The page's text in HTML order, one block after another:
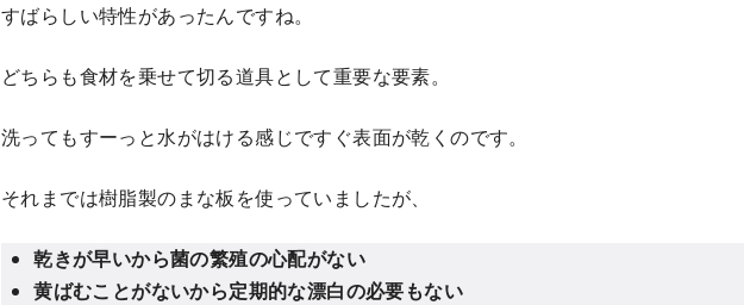
すばらしい特性があったんですね。
どちらも食材を乗せて切る道具として重要な要素。
洗ってもすーっと水がはける感じですぐ表面が乾くのです。
それまでは樹脂製のまな板を使っていましたが、
乾きが早いから菌の繁殖の心配がない
黄ばむことがないから定期的な漂白の必要もない